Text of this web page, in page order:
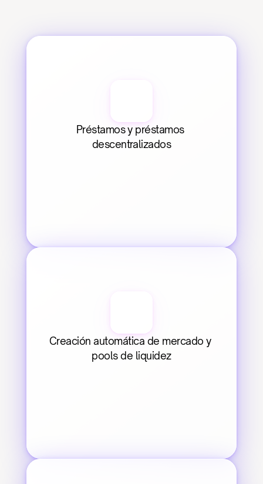
Préstamos y préstamos
descentralizados
Creación automática de mercado y
pools de liquidez